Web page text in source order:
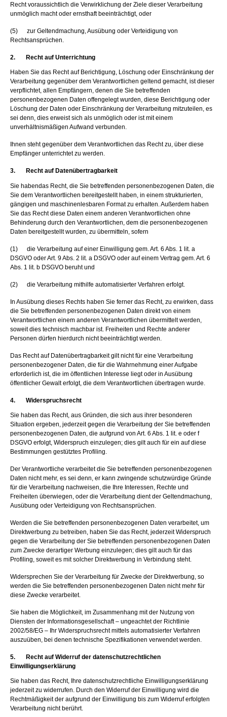
Recht voraussichtlich die Verwirklichung der Ziele dieser Verarbeitung
unmöglich macht oder ernsthaft beeinträchtigt, oder
(5) zur Geltendmachung, Ausübung oder Verteidigung von
Rechtsansprüchen.
2. Recht auf Unterrichtung
Haben Sie das Recht auf Berichtigung, Löschung oder Einschränkung der
Verarbeitung gegenüber dem Verantwortlichen geltend gemacht, ist dieser
verpflichtet, allen Empfängern, denen die Sie betreffenden
personenbezogenen Daten offengelegt wurden, diese Berichtigung oder
Löschung der Daten oder Einschränkung der Verarbeitung mitzuteilen, es
sei denn, dies erweist sich als unmöglich oder ist mit einem
unverhältnismäßigen Aufwand verbunden.
Ihnen steht gegenüber dem Verantwortlichen das Recht zu, über diese
Empfänger unterrichtet zu werden.
3. Recht auf Datenübertragbarkeit
Sie habendas Recht, die Sie betreffenden personenbezogenen Daten, die
Sie dem Verantwortlichen bereitgestellt haben, in einem strukturierten,
gängigen und maschinenlesbaren Format zu erhalten. Außerdem haben
Sie das Recht diese Daten einem anderen Verantwortlichen ohne
Behinderung durch den Verantwortlichen, dem die personenbezogenen
Daten bereitgestellt wurden, zu übermitteln, sofern
(1) die Verarbeitung auf einer Einwilligung gem. Art. 6 Abs. 1 lit. a
DSGVO oder Art. 9 Abs. 2 lit. a DSGVO oder auf einem Vertrag gem. Art. 6
Abs. 1 lit. b DSGVO beruht und
(2) die Verarbeitung mithilfe automatisierter Verfahren erfolgt.
In Ausübung dieses Rechts haben Sie ferner das Recht, zu erwirken, dass
die Sie betreffenden personenbezogenen Daten direkt von einem
Verantwortlichen einem anderen Verantwortlichen übermittelt werden,
soweit dies technisch machbar ist. Freiheiten und Rechte anderer
Personen dürfen hierdurch nicht beeinträchtigt werden.
Das Recht auf Datenübertragbarkeit gilt nicht für eine Verarbeitung
personenbezogener Daten, die für die Wahrnehmung einer Aufgabe
erforderlich ist, die im öffentlichen Interesse liegt oder in Ausübung
öffentlicher Gewalt erfolgt, die dem Verantwortlichen übertragen wurde.
4. Widerspruchsrecht
Sie haben das Recht, aus Gründen, die sich aus ihrer besonderen
Situation ergeben, jederzeit gegen die Verarbeitung der Sie betreffenden
personenbezogenen Daten, die aufgrund von Art. 6 Abs. 1 lit. e oder f
DSGVO erfolgt, Widerspruch einzulegen; dies gilt auch für ein auf diese
Bestimmungen gestütztes Profiling.
Der Verantwortliche verarbeitet die Sie betreffenden personenbezogenen
Daten nicht mehr, es sei denn, er kann zwingende schutzwürdige Gründe
für die Verarbeitung nachweisen, die Ihre Interessen, Rechte und
Freiheiten überwiegen, oder die Verarbeitung dient der Geltendmachung,
Ausübung oder Verteidigung von Rechtsansprüchen.
Werden die Sie betreffenden personenbezogenen Daten verarbeitet, um
Direktwerbung zu betreiben, haben Sie das Recht, jederzeit Widerspruch
gegen die Verarbeitung der Sie betreffenden personenbezogenen Daten
zum Zwecke derartiger Werbung einzulegen; dies gilt auch für das
Profiling, soweit es mit solcher Direktwerbung in Verbindung steht.
Widersprechen Sie der Verarbeitung für Zwecke der Direktwerbung, so
werden die Sie betreffenden personenbezogenen Daten nicht mehr für
diese Zwecke verarbeitet.
Sie haben die Möglichkeit, im Zusammenhang mit der Nutzung von
Diensten der Informationsgesellschaft – ungeachtet der Richtlinie
2002/58/EG – Ihr Widerspruchsrecht mittels automatisierter Verfahren
auszuüben, bei denen technische Spezifikationen verwendet werden.
5. Recht auf Widerruf der datenschutzrechtlichen
Einwilligungserklärung
Sie haben das Recht, Ihre datenschutzrechtliche Einwilligungserklärung
jederzeit zu widerrufen. Durch den Widerruf der Einwilligung wird die
Rechtmäßigkeit der aufgrund der Einwilligung bis zum Widerruf erfolgten
Verarbeitung nicht berührt.